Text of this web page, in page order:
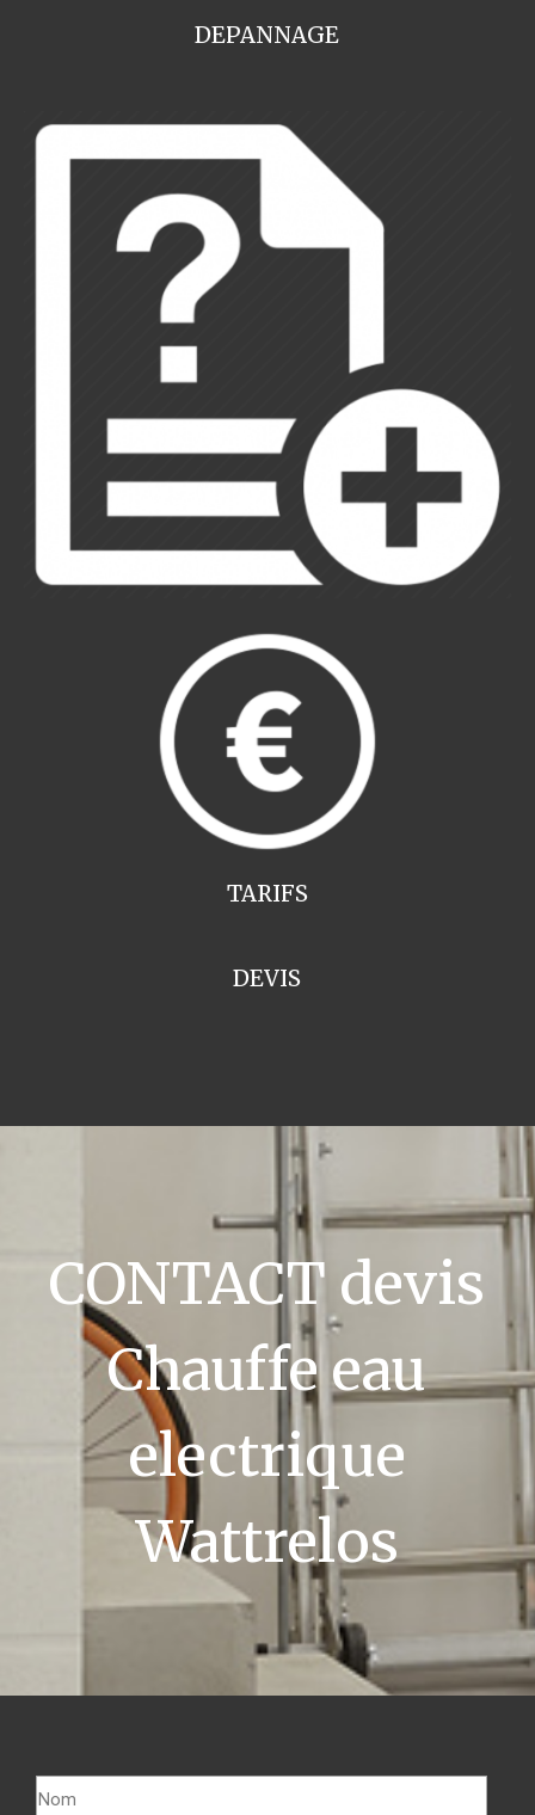
DEPANNAGE
TARIFS
DEVIS
CONTACT devis
Chauffe eau
electrique
Wattrelos